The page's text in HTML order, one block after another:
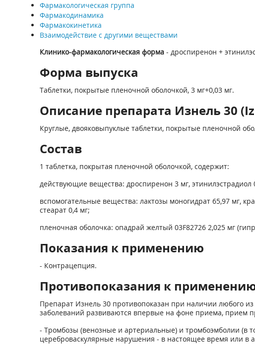
Фармакологическая группа
Фармакодинамика
Фармакокинетика
Взаимодействие с другими веществами
Клинико-фармакологическая форма- дроспиренон +
Форма выпуска
Таблетки, покрытые пленочной оболочкой, 3 мг+0,03 мг.
Описание препарата Изнель 30
Круглые, двояковыпуклые таблетки, покрытые пленочной
Состав
1 таблетка, покрытая пленочной оболочкой, содержит:
действующие вещества: дроспиренон 3 мг, этинилэстрадиол
вспомогательные вещества: лактозы моногидрат 65,97 мг,
стеарат 0,4 мг;
пленочная оболочка: опадрай желтый 03F82726 2,025 мг
Показания к применению
- Контрацепция.
Противопоказания к
Препарат Изнель 30 противопоказан при наличии любого
заболеваний развиваются впервые на фоне приема, прием
- Тромбозы (венозные и артериальные) и тромбоэмболии (в
цереброваскулярные нарушения - в настоящее время или в